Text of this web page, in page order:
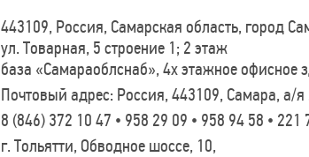
443109, Россия, Самарская область, город
ул. Товарная, 5 строение 1; 2 этаж
база «Самараоблснаб», 4х этажное офисное
Почтовый адрес: Россия, 443109, Самара, а/я
8 (846) 372 10 47 • 958 29 09 • 958 94 58 • 221
г. Тольятти, Обводное шоссе, 10,